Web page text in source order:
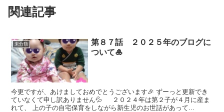
関連記事
未分類
第８７話 ２０２５年のブログに
ついて🎍
今更ですが、あけましておめでとうございます🎉 ずーっと更新でき
ていなくて申し訳ありません💦 ２０２４年は第２子が４月に産ま
れて、 上の子の自宅保育をしながら新生児のお世話があって...